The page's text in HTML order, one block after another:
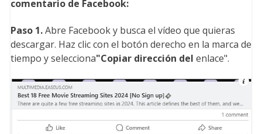
comentario de Facebook:
Paso 1.Abre Facebook y busca el vídeo que quieras
descargar. Haz clic con el botón derecho en la marca de
tiempo y selecciona"Copiar dirección del enlace".